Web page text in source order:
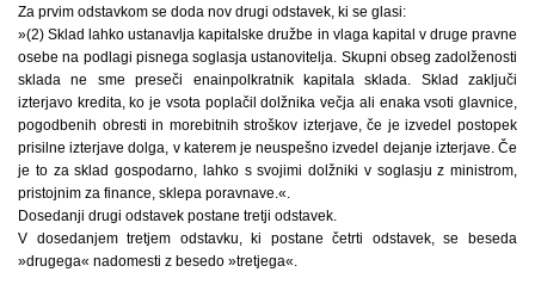
Za prvim odstavkom se doda nov drugi odstavek, ki se glasi:
»(2) Sklad lahko ustanavlja kapitalske družbe in vlaga kapital v druge pravne
osebe na podlagi pisnega soglasja ustanovitelja. Skupni obseg zadolženosti
sklada ne sme preseči enainpolkratnik kapitala sklada. Sklad zaključi
izterjavo kredita, ko je vsota poplačil dolžnika večja ali enaka vsoti glavnice,
pogodbenih obresti in morebitnih stroškov izterjave, če je izvedel postopek
prisilne izterjave dolga, v katerem je neuspešno izvedel dejanje izterjave. Če
je to za sklad gospodarno, lahko s svojimi dolžniki v soglasju z ministrom,
pristojnim za finance, sklepa poravnave.«.
Dosedanji drugi odstavek postane tretji odstavek.
V dosedanjem tretjem odstavku, ki postane četrti odstavek, se beseda
»drugega« nadomesti z besedo »tretjega«.